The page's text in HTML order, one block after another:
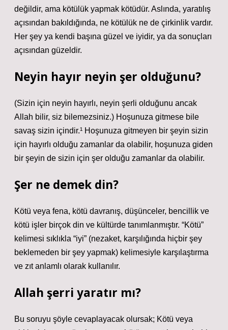
değildir, ama kötülük yapmak kötüdür. Aslında, yaratılış
açısından bakıldığında, ne kötülük ne de çirkinlik vardır.
Her şey ya kendi başına güzel ve iyidir, ya da sonuçları
açısından güzeldir.
Neyin hayır neyin şer olduğunu?
(Sizin için neyin hayırlı, neyin şerli olduğunu ancak
Allah bilir, siz bilemezsiniz.) Hoşunuza gitmese bile
savaş sizin içindir.¹ Hoşunuza gitmeyen bir şeyin sizin
için hayırlı olduğu zamanlar da olabilir, hoşunuza giden
bir şeyin de sizin için şer olduğu zamanlar da olabilir.
Şer ne demek din?
Kötü veya fena, kötü davranış, düşünceler, bencillik ve
kötü işler birçok din ve kültürde tanımlanmıştır. “Kötü”
kelimesi sıklıkla “iyi” (nezaket, karşılığında hiçbir şey
beklemeden bir şey yapmak) kelimesiyle karşılaştırma
ve zıt anlamlı olarak kullanılır.
Allah şerri yaratır mı?
Bu soruyu şöyle cevaplayacak olursak; Kötü veya